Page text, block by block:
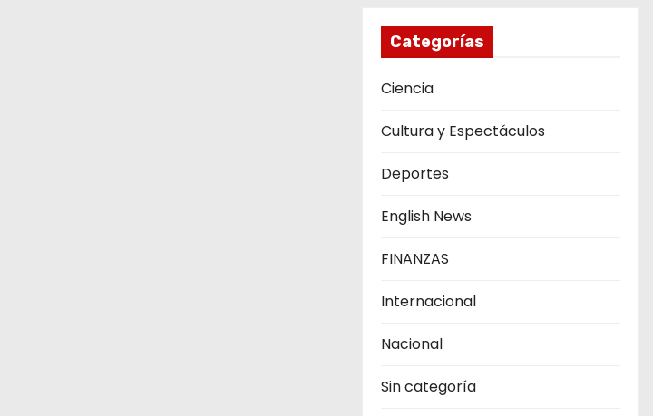
Categorías
Ciencia
Cultura y Espectáculos
Deportes
English News
FINANZAS
Internacional
Nacional
Sin categoría